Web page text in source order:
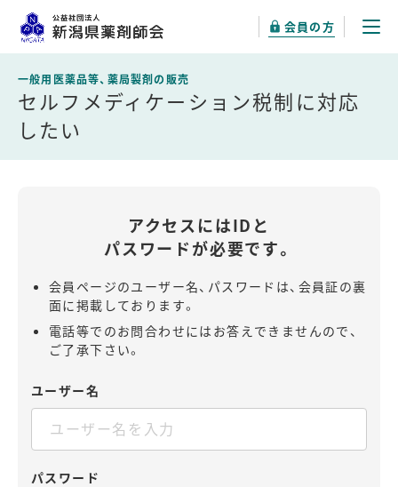
会員の方
セルフメディケーション税制に対応
したい
アクセスにはIDと
パスワードが必要です。
会員ページのユーザー名、パスワードは、会員証の裏
面に掲載しております。
電話等でのお問合わせにはお答えできませんので、
ご了承下さい。
ユーザー名
パスワード